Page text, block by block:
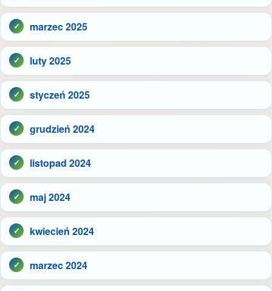
marzec 2025
luty 2025
styczeń 2025
grudzień 2024
listopad 2024
maj 2024
kwiecień 2024
marzec 2024